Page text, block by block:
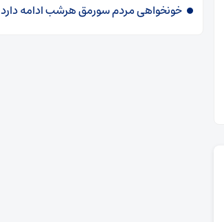
خونخواهی مردم سورمق هرشب ادامه دارد